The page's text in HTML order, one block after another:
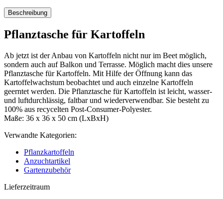
Beschreibung
Pflanztasche für Kartoffeln
Ab jetzt ist der Anbau von Kartoffeln nicht nur im Beet möglich,
sondern auch auf Balkon und Terrasse. Möglich macht dies unsere
Pflanztasche für Kartoffeln. Mit Hilfe der Öffnung kann das
Kartoffelwachstum beobachtet und auch einzelne Kartoffeln
geerntet werden. Die Pflanztasche für Kartoffeln ist leicht, wasser-
und luftdurchlässig, faltbar und wiederverwendbar. Sie besteht zu
100% aus recycelten Post-Consumer-Polyester.
Maße: 36 x 36 x 50 cm (LxBxH)
Verwandte Kategorien:
Pflanzkartoffeln
Anzuchtartikel
Gartenzubehör
Lieferzeitraum